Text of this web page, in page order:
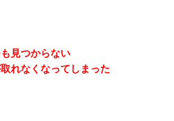
見つからない
れなくなってしまった